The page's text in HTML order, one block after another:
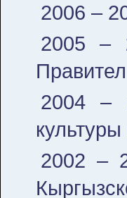
2006 –
2005 –
2004 –
2002 –